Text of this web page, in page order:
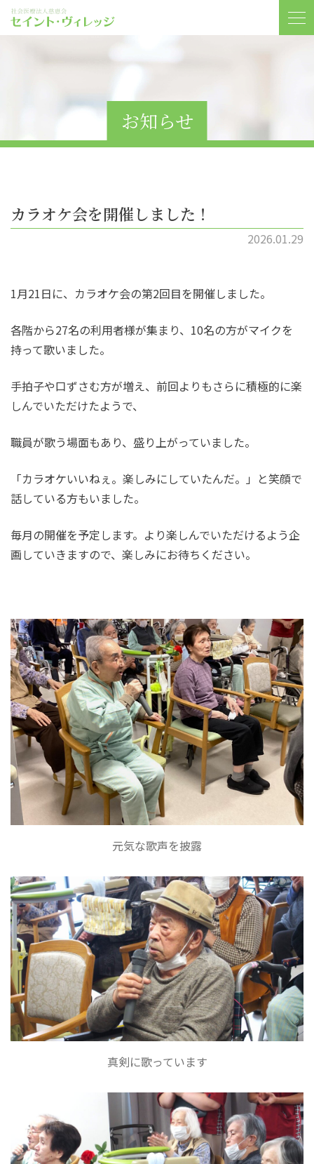
お知らせ
カラオケ会を開催しました！
2026.01.29
1月21日に、カラオケ会の第2回目を開催しました。
各階から27名の利用者様が集まり、10名の方がマイクを
持って歌いました。
手拍子や口ずさむ方が増え、前回よりもさらに積極的に楽
しんでいただけたようで、
職員が歌う場面もあり、盛り上がっていました。
「カラオケいいねぇ。楽しみにしていたんだ。」と笑顔で
話している方もいました。
毎月の開催を予定します。より楽しんでいただけるよう企
画していきますので、楽しみにお待ちください。
元気な歌声を披露
真剣に歌っています